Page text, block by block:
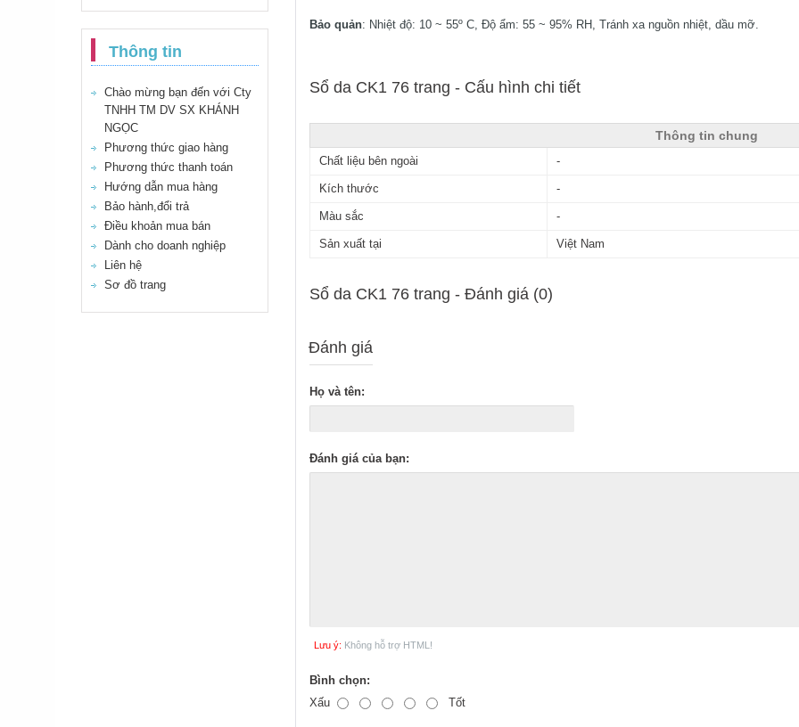
Thông tin
Chào mừng bạn đến với Cty
TNHH TM DV SX KHÁNH
NGỌC
Phương thức giao hàng
Phương thức thanh toán
Hướng dẫn mua hàng
Bảo hành,đổi trả
Điều khoản mua bán
Dành cho doanh nghiệp
Liên hệ
Sơ đồ trang
Bảo quản: Nhiệt độ: 10 ~ 55º C, Độ ẩm: 55 ~ 95% RH, Tránh xa nguồn nhiệt, dầu mỡ.
Sổ da CK1 76 trang - Cấu hình chi tiết
Thông tin chung
Chất liệu bên ngoài -
Kích thước -
Màu sắc -
Sản xuất tại Việt Nam
Sổ da CK1 76 trang - Ðánh giá (0)
Đánh giá
Họ và tên:
Đánh giá của bạn:
Lưu ý: Không hỗ trợ HTML!
Bình chọn:
Xấu
Tốt